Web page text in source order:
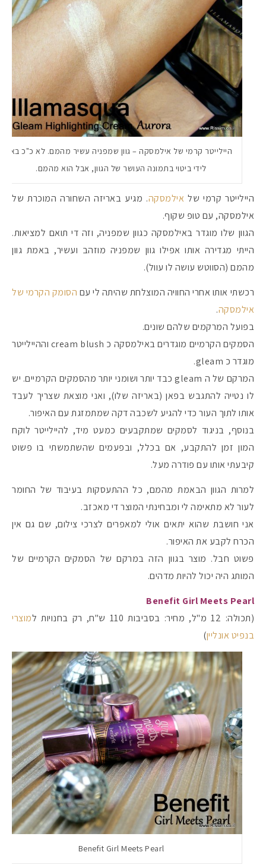
היילייטר קרמי של אילמסקה – גוון שמפניה עשיר מהמם. לא כ"כ בא
לידי ביטוי בתמונה העושר של הגוון, אבל הוא מהמם.
היילייטר קרמי של אילמסקה. מגיע באריזה השחורה המוכרת של
אילמסקה, עם טופ שקוף.
הגוון שלו מוגדר באילמסקה כגוון שמפניה, וזה די תואם למציאות.
הייתי מגדירה אותו אפילו גוון שמפניה מוזהב ועשיר, באמת גוון
מהמם (הסווטש עושה לו עוול).
רכשתי אותו אחרי החוויה המוצלחת שהיתה לי עם הסומק הקרמי של
אילמסקה.
בפועל המרקמים שלהם שונים.
הסמקים הקרמיים מוגדרים באילמסקה כ cream blush וההיילייטר
מוגדר כ gleam.
המרקם של ה gleam כבד יותר ושומני יותר מהסמקים הקרמיים. יש
לו נטייה להתגבש בפאן (באריזה שלו), ואני מוצאת שצריך לעבד
אותו לתוך העור כדי להגיע לשכבה דקה שמתמזגת עם האיפור.
בנוסף, בניגוד לסמקים שמתקבעים כמעט מיד, להיילייטר לוקח
המון זמן להתקבע, אם בכלל, ובפעמים שהשתמשתי בו פשוט
קיבעתי אותו עם פודרה מעל.
למרות הגוון הבאמת מהמם, כל ההתעסקות בעיבוד של החומר
לעור לא מתאימה לי ומבחינתי המוצר די מאכזב.
אני חושבת שהוא יתאים אולי למאפרים לצרכי צילום, שם גם אין
הכרח לקבע את האיפור.
פשוט חבל. מוצר בגוון הזה במרקם של הסמקים הקרמיים של
המותג היה יכול להיות מדהים.
Benefit Girl Meets Pearl
(תכולה: 12 מ"ל, מחיר: בסביבות 110 ש"ח, רק בחנויות ל
מוצרי
בנפיט אונליין)
Benefit Girl Meets Pearl